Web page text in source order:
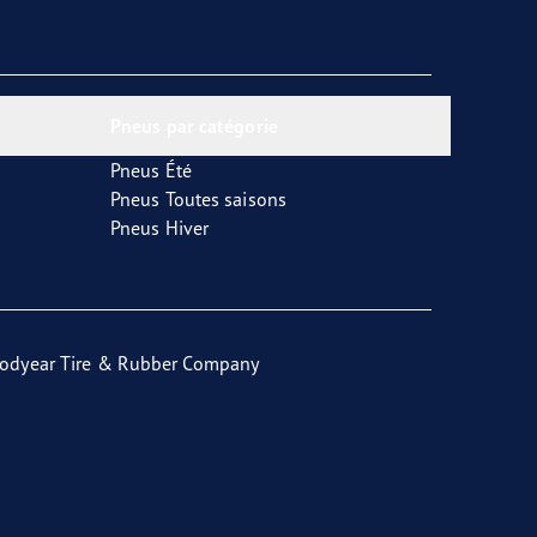
Pneus Été
Pneus Toutes saisons
Pneus Hiver
Tire & Rubber Company